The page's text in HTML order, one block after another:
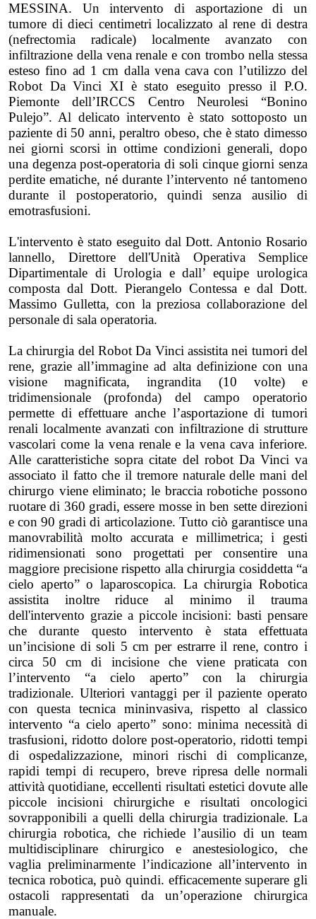
MESSINA. Un intervento di asportazione di un
tumore di dieci centimetri localizzato al rene di destra
(nefrectomia radicale) localmente avanzato con
infiltrazione della vena renale e con trombo nella stessa
esteso fino ad 1 cm dalla vena cava con l’utilizzo del
Robot Da Vinci XI è stato eseguito presso il P.O.
Piemonte dell’IRCCS Centro Neurolesi “Bonino
Pulejo”. Al delicato intervento è stato sottoposto un
paziente di 50 anni, peraltro obeso, che è stato dimesso
nei giorni scorsi in ottime condizioni generali, dopo
una degenza post-operatoria di soli cinque giorni senza
perdite ematiche, né durante l’intervento né tantomeno
durante il postoperatorio, quindi senza ausilio di
emotrasfusioni.
L'intervento è stato eseguito dal Dott. Antonio Rosario
lannello, Direttore dell'Unità Operativa Semplice
Dipartimentale di Urologia e dall’ equipe urologica
composta dal Dott. Pierangelo Contessa e dal Dott.
Massimo Gulletta, con la preziosa collaborazione del
personale di sala operatoria.
La chirurgia del Robot Da Vinci assistita nei tumori del
rene, grazie all’immagine ad alta definizione con una
visione magnificata, ingrandita (10 volte) e
tridimensionale (profonda) del campo operatorio
permette di effettuare anche l’asportazione di tumori
renali localmente avanzati con infiltrazione di strutture
vascolari come la vena renale e la vena cava inferiore.
Alle caratteristiche sopra citate del robot Da Vinci va
associato il fatto che il tremore naturale delle mani del
chirurgo viene eliminato; le braccia robotiche possono
ruotare di 360 gradi, essere mosse in ben sette direzioni
e con 90 gradi di articolazione. Tutto ciò garantisce una
manovrabilità molto accurata e millimetrica; i gesti
ridimensionati sono progettati per consentire una
maggiore precisione rispetto alla chirurgia cosiddetta “a
cielo aperto” o laparoscopica. La chirurgia Robotica
assistita inoltre riduce al minimo il trauma
dell'intervento grazie a piccole incisioni: basti pensare
che durante questo intervento è stata effettuata
un’incisione di soli 5 cm per estrarre il rene, contro i
circa 50 cm di incisione che viene praticata con
l’intervento “a cielo aperto” con la chirurgia
tradizionale. Ulteriori vantaggi per il paziente operato
con questa tecnica mininvasiva, rispetto al classico
intervento “a cielo aperto” sono: minima necessità di
trasfusioni, ridotto dolore post-operatorio, ridotti tempi
di ospedalizzazione, minori rischi di complicanze,
rapidi tempi di recupero, breve ripresa delle normali
attività quotidiane, eccellenti risultati estetici dovute alle
piccole incisioni chirurgiche e risultati oncologici
sovrapponibili a quelli della chirurgia tradizionale. La
chirurgia robotica, che richiede l’ausilio di un team
multidisciplinare chirurgico e anestesiologico, che
vaglia preliminarmente l’indicazione all’intervento in
tecnica robotica, può quindi. efficacemente superare gli
ostacoli rappresentati da un’operazione chirurgica
manuale.